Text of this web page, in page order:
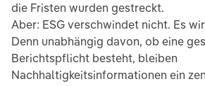
die Fristen wurden gestreckt.
Aber: ESG verschwindet nicht. Es
Denn unabhängig davon, ob eine
Berichtspflicht besteht, bleiben
Nachhaltigkeitsinformationen ein